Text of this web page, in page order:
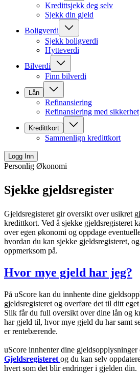
Kredittsjekk deg selv
Sjekk din gjeld
Boligverdi
Sjekk boligverdi
Hytteverdi
Bilverdi
Finn bilverdi
Lån
Refinansiering
Refinansiering med sikkerhet
Kredittkort
Sammenlign kredittkort
Logg Inn
Personlig Økonomi
Sjekke gjeldsregister
Gjeldsregisteret gir oversikt over usikret
kredittkort. Ved å sjekke gjeldsregisteret
over egen økonomi og oppdage
hvordan du kan sjekke gjeldsregisteret,
oppmerksom på.
Hvor mye gjeld har jeg?
På uScore kan du innhente dine
gjeldsregisteret og overføre det til ditt
Slik får du full oversikt over dine lån og
har gjeld til, hvor mye gjeld du har samt
er rentebærende.
uScore innhenter dine
Gjeldsregisteret og du kan selv
hvert som det blir endringer i gjelden din.